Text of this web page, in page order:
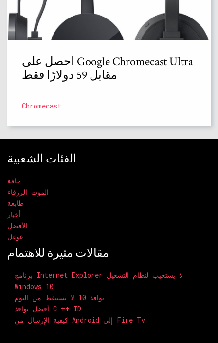
احصل على Google Chromecast Ultra
مقابل 59 دولارًا فقط
Chromecast
الفئات الشعبية
حافة
الموت الزرقاء
طابعة
أخبار
الأفضل
غوغل
مقالات مثيرة للاهتمام
برنامج Internet Explorer لا يستجيب لنظام التشغيل
Windows 10
نوافذ 10 لا تستيقظ من النوم
أفضل نوافذ C ++ ID
كيفية الإرسال من Android إلى Fire Tv